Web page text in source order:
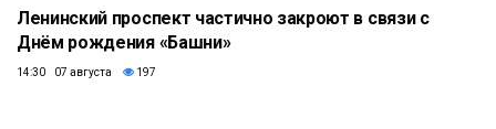
Ленинский проспект частично закроют в связи с
Днём рождения «Башни»
14:30 07 августа 197